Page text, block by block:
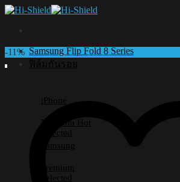
Skip
Samsung Flip Fold 8 Series
ฟิล์มกันรอย
iPhone
Premium
Selected
Samsung
Premium
Selected
-11%